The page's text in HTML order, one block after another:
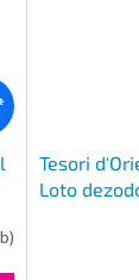
Tesori
Loto